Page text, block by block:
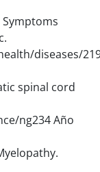
Symptoms
diseases/
spinal cord
ng234 Año